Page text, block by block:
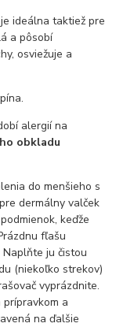
ideálna taktiež pre
a pôsobí
osviežuje a
alergií na
obkladu
do menšieho s
dermálny valček
keďže
fľašu
ju čistou
(niekoľko strekov)
vyprázdnite.
a
na ďalšie